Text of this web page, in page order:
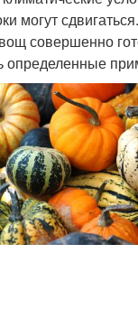
могут
совершенно
определенные